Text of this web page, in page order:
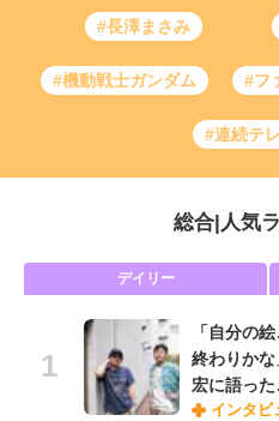
#長澤まさみ
#機動戦士ガンダム #フ
#連続テ
総合 人気
デイリー
「自分の
終わりか
宏に語った
インタビ